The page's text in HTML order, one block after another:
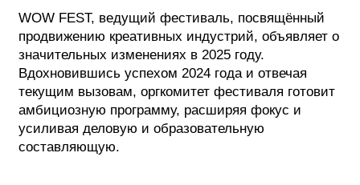
WOW FEST, ведущий фестиваль, посвящённый
продвижению креативных индустрий, объявляет о
значительных изменениях в 2025 году.
Вдохновившись успехом 2024 года и отвечая
текущим вызовам, оргкомитет фестиваля готовит
амбициозную программу, расширяя фокус и
усиливая деловую и образовательную
составляющую.
РЕКЛАМА
КОНТАКТЫ